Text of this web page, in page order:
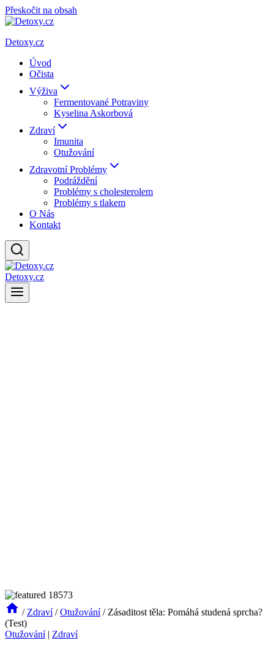
Přeskočit na obsah
Detoxy.cz
Úvod
Očista
Výživa
Fermentované Potraviny
Kyselina Askorbová
Zdraví
Imunita
Otužování
Zdravotní Problémy
Podráždění
Problémy s cholesterolem
Problémy s tlakem
O Nás
Kontakt
Detoxy.cz
/ Zdraví / Otužování / Zásaditost těla: Pomáhá studená sprcha?
(Test)
Otužování| Zdraví